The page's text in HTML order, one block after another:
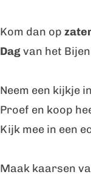
j
m
k
r
i
j
a
Kom dan op
Dagvan het
Neem een kijkje
Proef en koop
Kijk mee in een
Maak kaarsen